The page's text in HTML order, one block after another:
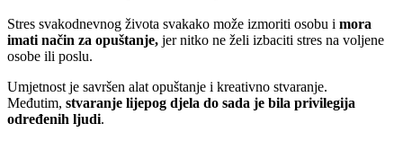
Stres svakodnevnog života svakako može izmoriti osobu i mora
imati način za opuštanje, jer nitko ne želi izbaciti stres na voljene
osobe ili poslu.
Umjetnost je savršen alat opuštanje i kreativno stvaranje.
Međutim, stvaranje lijepog djela do sada je bila privilegija
određenih ljudi.